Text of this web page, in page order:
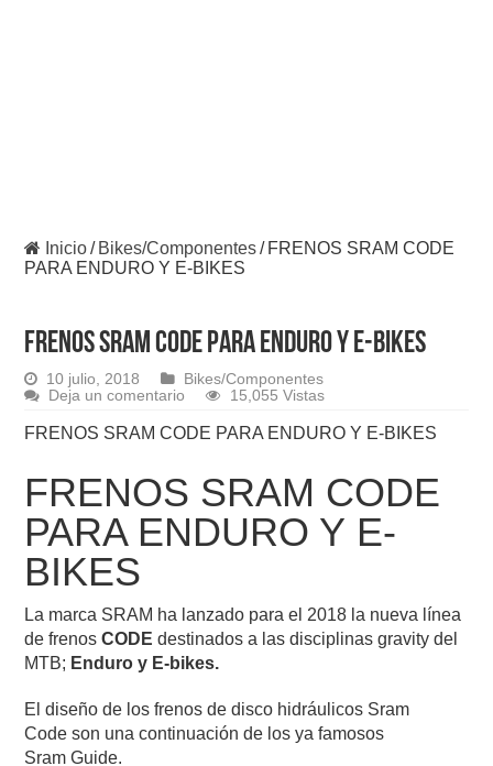
Inicio/ Bikes/Componentes/ FRENOS SRAM CODE
PARA ENDURO Y E-BIKES
FRENOS SRAM CODE PARA ENDURO Y E-BIKES
10 julio, 2018
Bikes/Componentes
Deja un comentario
15,055 Vistas
FRENOS SRAM CODE PARA ENDURO Y E-BIKES
FRENOS SRAM CODE
PARA ENDURO Y E-
BIKES
La marca SRAM ha lanzado para el 2018 la nueva línea
de frenosCODEdestinados a las disciplinas gravity del
MTB; Enduro y E-bikes.
El diseño de los frenos de disco hidráulicos Sram
Code son una continuación de los ya famosos
Sram Guide.